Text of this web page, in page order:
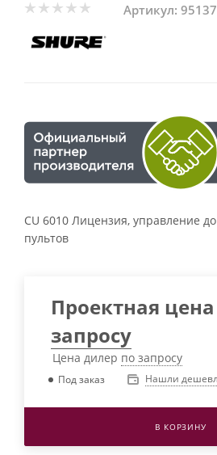
Артикул: 95137
CU 6010 Лицензия, управление
пультов
Проектная цена
запросу
Цена дилер по запросу
Под заказ Нашли
В КОРЗИНУ